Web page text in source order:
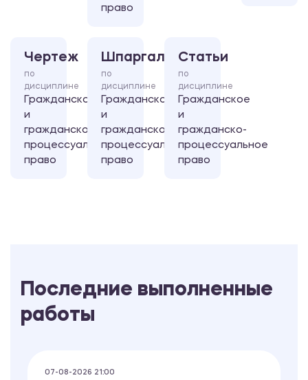
право
Чертеж
по
дисциплине
Гражданское
и
гражданско-
процессуальное
право
Шпаргалка
по
дисциплине
Гражданское
и
гражданско-
процессуальное
право
Статьи
по
дисциплине
Гражданское
и
гражданско-
процессуальное
право
Последние выполненные
работы
07-08-2026 21:00